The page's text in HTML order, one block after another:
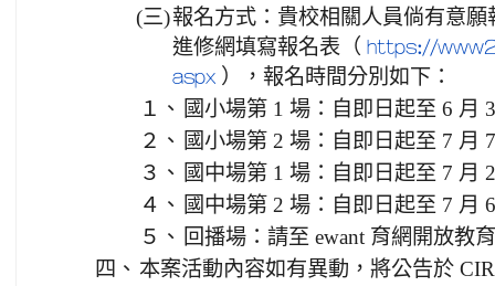
(三)報名方式：貴校相關人員倘有意
進修網填寫報名表（ https://
aspx ），報名時間分別如下：
１、 國小場第 1 場：自即日起至 6 月
２、 國小場第 2 場：自即日起至 7 月
３、 國中場第 1 場：自即日起至 7 月
４、 國中場第 2 場：自即日起至 7 月
５、
回播場：請至 ewant 育網開放教
四、 本案活動內容如有異動，將公告於